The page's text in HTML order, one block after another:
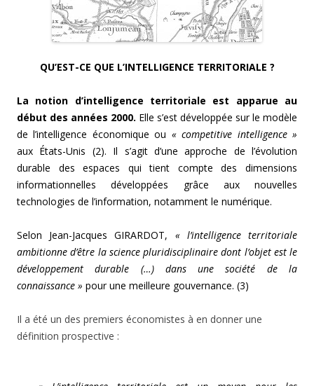
QU’EST-CE QUE L’INTELLIGENCE TERRITORIALE ?
La notion d’intelligence territoriale est apparue au
début des années 2000. Elle s’est développée sur le modèle
de l’intelligence économique ou « competitive intelligence »
aux États-Unis (2). Il s’agit d’une approche de l’évolution
durable des espaces qui tient compte des dimensions
informationnelles développées grâce aux nouvelles
technologies de l’information, notamment le numérique.
Selon Jean-Jacques GIRARDOT, « l’intelligence territoriale
ambitionne d’être la science pluridisciplinaire dont l’objet est le
développement durable (…) dans une société de la
connaissance » pour une meilleure gouvernance. (3)
Il a été un des premiers économistes à en donner une
définition prospective :